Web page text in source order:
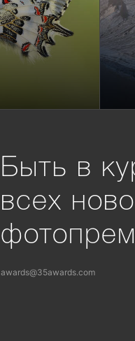
Быть в
всех
awards@35awards.com